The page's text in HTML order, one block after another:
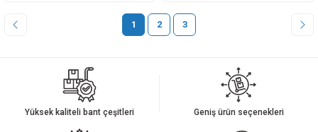
1 2 3
Yüksek kaliteli bant çeşitleri Geniş ürün seçenekleri